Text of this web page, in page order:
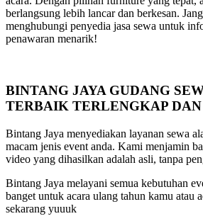
berlangsung lebih lancar dan berkesan.
menghubungi penyedia jasa sewa untuk
penawaran menarik!
BINTANG JAYA GUDANG
TERBAIK TERLENGKAP
Bintang Jaya menyediakan layanan sewa
macam jenis event anda. Kami menjamin
video yang dihasilkan adalah asli, tanpa
Bintang Jaya melayani semua kebutuhan
banget untuk acara ulang tahun kamu atau
sekarang yuuuk